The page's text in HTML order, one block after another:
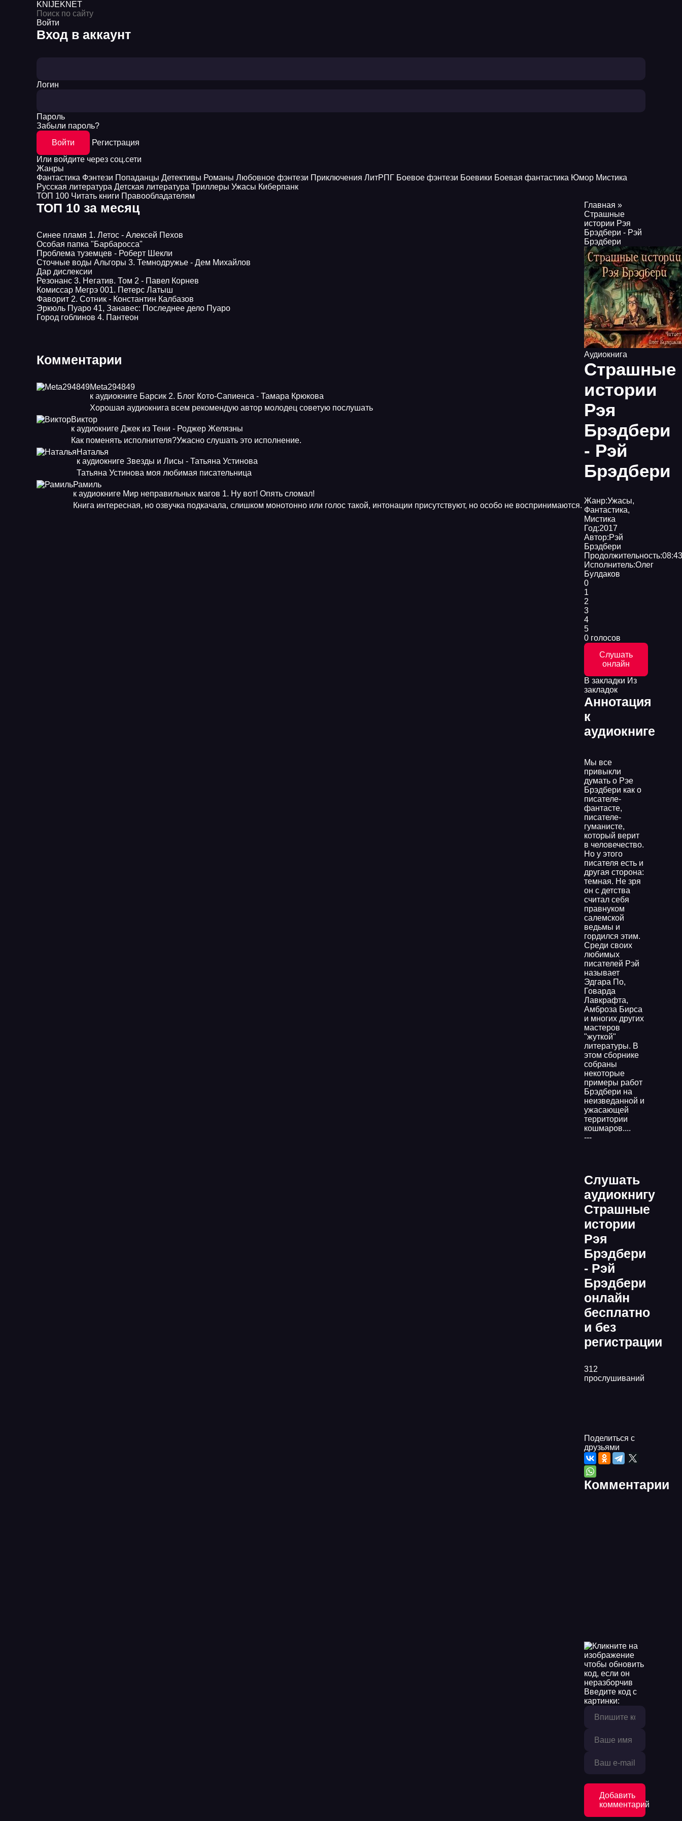
KNIJEKNET
Войти
Вход в аккаунт
Логин
Пароль
Забыли пароль?
Войти
Регистрация
Или войдите через соц.сети
Жанры
Фантастика Фэнтези Попаданцы Детективы Романы Любовное фэнтези Приключения ЛитРПГ Боевое фэнтези Боевики Боевая фантастика Юмор Мистика
Русская литература Детская литература Триллеры Ужасы Киберпанк
ТОП 100 Читать книги Правообладателям
ТОП 10 за месяц
Синее пламя 1. Летос - Алексей Пехов
Особая папка "Барбаросса"
Проблема туземцев - Роберт Шекли
Сточные воды Альгоры 3. Темнодружье - Дем Михайлов
Дар дислексии
Резонанс 3. Негатив. Том 2 - Павел Корнев
Комиссар Мегрэ 001. Петерс Латыш
Фаворит 2. Сотник - Константин Калбазов
Эркюль Пуаро 41, Занавес: Последнее дело Пуаро
Город гоблинов 4. Пантеон
Комментарии
Meta294849
к аудиокниге Барсик 2. Блог Кото-Сапиенса - Тамара Крюкова
Хорошая аудиокнига всем рекомендую автор молодец советую послушать
Виктор
к аудиокниге Джек из Тени - Роджер Желязны
Как поменять исполнителя?Ужасно слушать это исполнение.
Наталья
к аудиокниге Звезды и Лисы - Татьяна Устинова
Татьяна Устинова моя любимая писательница
Рамиль
к аудиокниге Мир неправильных магов 1. Ну вот! Опять сломал!
Книга интересная, но озвучка подкачала, слишком монотонно или голос такой, интонации присутствуют, но особо не воспринимаются.
Главная »
Страшные
истории Рэя
Брэдбери - Рэй
Брэдбери
Аудиокнига
Страшные
истории
Рэя
Брэдбери
- Рэй
Брэдбери
Жанр:Ужасы,
Фантастика,
Мистика
Год:2017
Автор:Рэй
Брэдбери
Продолжительность:
Исполнитель:Олег
Булдаков
0
1
2
3
4
5
0 голосов
Слушать
онлайн
В закладки Из
закладок
Аннотация
к
аудиокниге
Мы все
привыкли
думать о Рэе
Брэдбери как о
писателе-
фантасте,
писателе-
гуманисте,
который верит
в человечество.
Но у этого
писателя есть и
другая сторона:
темная. Не зря
он с детства
считал себя
правнуком
салемской
ведьмы и
гордился этим.
Среди своих
любимых
писателей Рэй
называет
Эдгара По,
Говарда
Лавкрафта,
Амброза Бирса
и многих других
мастеров
"жуткой"
литературы. В
этом сборнике
собраны
некоторые
примеры работ
Брэдбери на
неизведанной и
ужасающей
территории
кошмаров....
---
Слушать
аудиокнигу
Страшные
истории
Рэя
Брэдбери
- Рэй
Брэдбери
онлайн
бесплатно
и без
регистрации
312
прослушиваний
Поделиться с
друзьями
Комментарии
Введите код с
картинки:
Добавить
комментарий